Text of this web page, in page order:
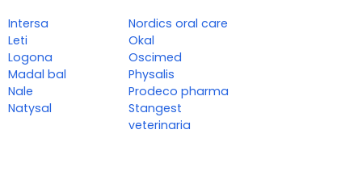
Intersa
Leti
Logona
Madal bal
Nale
Natysal
Nordics oral care
Okal
Oscimed
Physalis
Prodeco pharma
Stangest
veterinaria